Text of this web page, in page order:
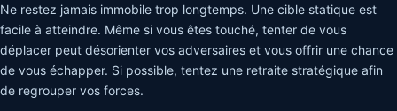
Ne restez jamais immobile trop longtemps. Une cible statique est
facile à atteindre. Même si vous êtes touché, tenter de vous
déplacer peut désorienter vos adversaires et vous offrir une chance
de vous échapper. Si possible, tentez une retraite stratégique afin
de regrouper vos forces.